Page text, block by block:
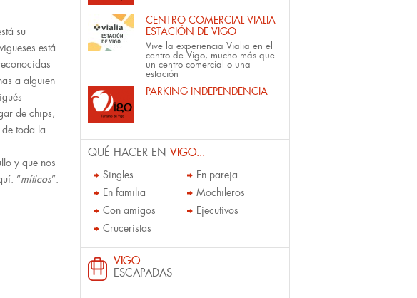
su
está
a alguien
de chips,
toda la
y que nos
“míticos”.
CENTRO COMERCIAL VIALIA
ESTACIÓN DE VIGO
Vive la experiencia Vialia en el
centro de Vigo, mucho más que
un centro comercial o una
estación
PARKING INDEPENDENCIA
QUÉ HACER EN VIGO...
Singles
En pareja
En familia
Mochileros
Con amigos
Ejecutivos
Cruceristas
VIGO
ESCAPADAS